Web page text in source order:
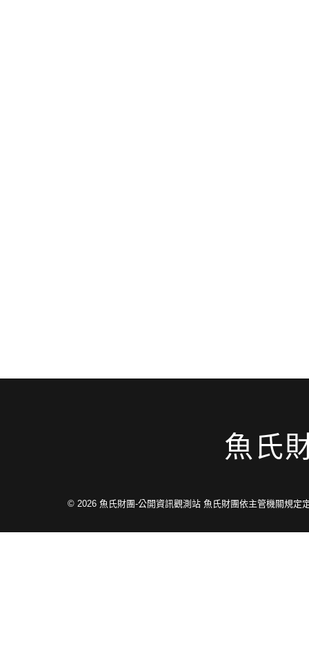
魚氏
© 2026 魚氏財團-公開資訊觀測站 魚氏財團依主管機關規定